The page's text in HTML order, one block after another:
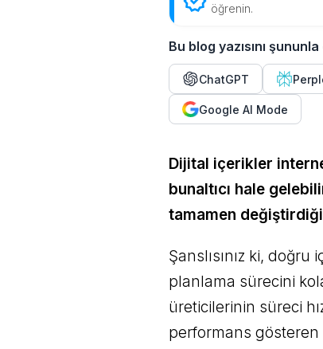
öğrenin.
Bu blog yazısını
ChatGPT
Google AI Mode
Dijital içerikler
bunaltıcı hale
tamamen
Şanslısınız ki,
planlama sürecini
üreticilerinin süreci
performans gösteren